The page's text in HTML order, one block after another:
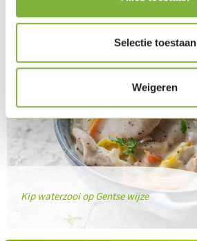
Selectie toestaan
Weigeren
Kip waterzooi op Gentse wijze